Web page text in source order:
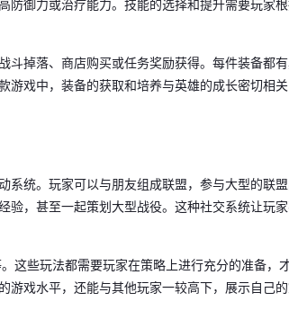
防御力或治疗能力。技能的选择和提升需要玩家
斗掉落、商店购买或任务奖励获得。每件装备都
戏中，装备的获取和培养与英雄的成长密切相关
系统。玩家可以与朋友组成联盟，参与大型的联
验，甚至一起策划大型战役。这种社交系统让玩
这些玩法都需要玩家在策略上进行充分的准备，
游戏水平，还能与其他玩家一较高下，展示自己